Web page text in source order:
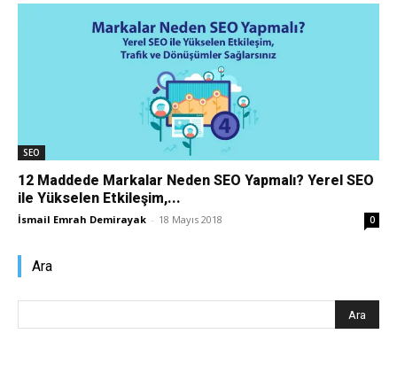
Optimizasyonu
SEO
12 Maddede Markalar Neden SEO Yapmalı? Yerel SEO
ile Yükselen Etkileşim,...
İsmail Emrah Demirayak - 18 Mayıs 2018 0
Ara